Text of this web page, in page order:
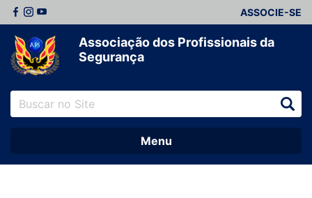
ASSOCIE-SE
Associação dos Profissionais da
Segurança
Menu